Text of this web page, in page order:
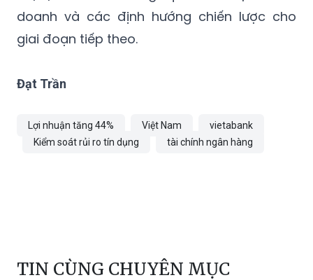
hội đồng cổ đông thường niên vào ngày
25/4/2026 để thông qua kế hoạch kinh
giai đoạn tiếp theo.
Đạt Trần